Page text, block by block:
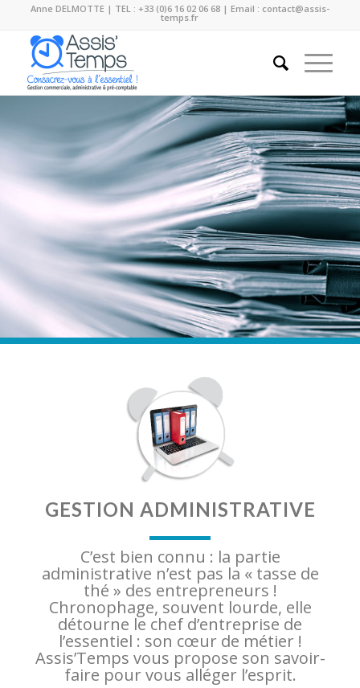
Anne DELMOTTE | TEL : +33 (0)6 16 02 06 68 | Email : contact@assis-
temps.fr
GESTION ADMINISTRATIVE
C’est bien connu : la partie
administrative n’est pas la « tasse de
thé » des entrepreneurs !
Chronophage, souvent lourde, elle
détourne le chef d’entreprise de
l’essentiel : son cœur de métier !
Assis’Temps vous propose son savoir-
faire pour vous alléger l’esprit.